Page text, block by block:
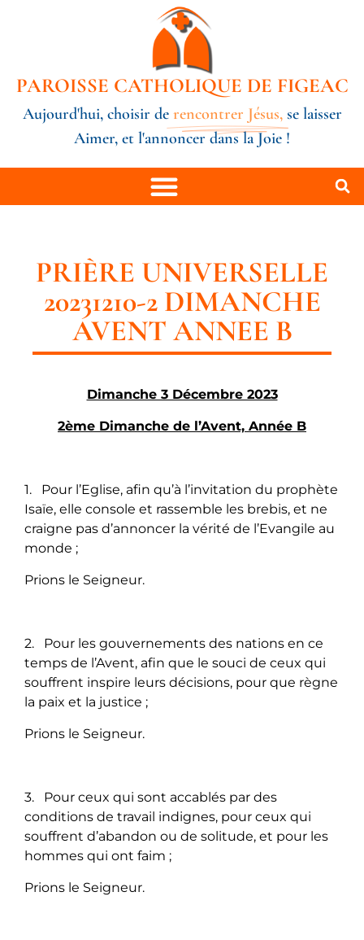
PAROISSE CATHOLIQUE DE FIGEAC
Aujourd'hui, choisir de rencontrer Jésus, se laisser
Aimer, et l'annoncer dans la Joie !
PRIÈRE UNIVERSELLE
20231210-2 DIMANCHE
AVENT ANNEE B
Dimanche 3 Décembre 2023
2ème Dimanche de l’Avent, Année B
1. Pour l’Eglise, afin qu’à l’invitation du prophète
Isaïe, elle console et rassemble les brebis, et ne
craigne pas d’annoncer la vérité de l’Evangile au
monde ;
Prions le Seigneur.
2. Pour les gouvernements des nations en ce
temps de l’Avent, afin que le souci de ceux qui
souffrent inspire leurs décisions, pour que règne
la paix et la justice ;
Prions le Seigneur.
3. Pour ceux qui sont accablés par des
conditions de travail indignes, pour ceux qui
souffrent d’abandon ou de solitude, et pour les
hommes qui ont faim ;
Prions le Seigneur.